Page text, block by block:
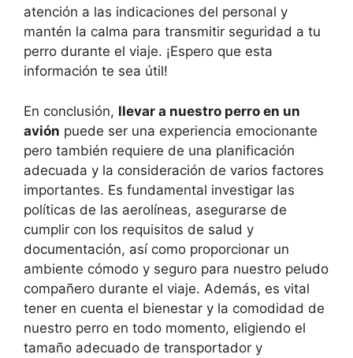
atención a las indicaciones del personal y
mantén la calma para transmitir seguridad a tu
perro durante el viaje. ¡Espero que esta
información te sea útil!
En conclusión, llevar a nuestro perro en un
avión puede ser una experiencia emocionante
pero también requiere de una planificación
adecuada y la consideración de varios factores
importantes. Es fundamental investigar las
políticas de las aerolíneas, asegurarse de
cumplir con los requisitos de salud y
documentación, así como proporcionar un
ambiente cómodo y seguro para nuestro peludo
compañero durante el viaje. Además, es vital
tener en cuenta el bienestar y la comodidad de
nuestro perro en todo momento, eligiendo el
tamaño adecuado de transportador y